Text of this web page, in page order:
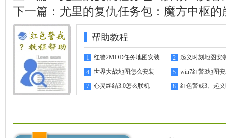
下一篇： 尤里的复仇任务包：魔方中枢的
帮助教程
1
红警2MOD任务地图安装
指南
2 起义时刻地图安
4 世界大战地图怎么安装 5 win7红警3地图
7 心灵终结3.0怎么联机 8
红色警戒3、起